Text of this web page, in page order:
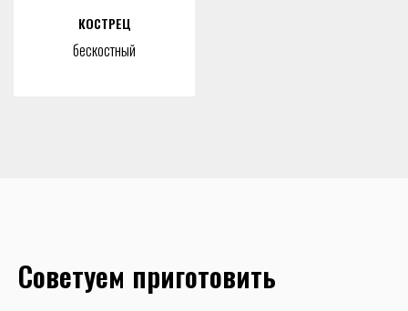
КОСТРЕЦ
бескостный
Советуем приготовить